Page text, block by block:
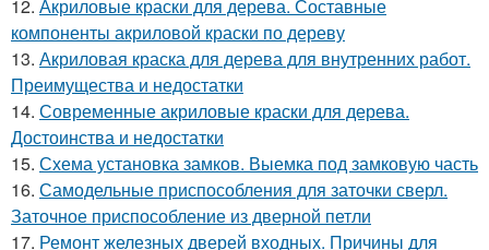
12. Акриловые краски для дерева. Составные
компоненты акриловой краски по дереву
13. Акриловая краска для дерева для внутренних работ.
Преимущества и недостатки
14. Современные акриловые краски для дерева.
Достоинства и недостатки
15. Схема установка замков. Выемка под замковую часть
16. Самодельные приспособления для заточки сверл.
Заточное приспособление из дверной петли
17. Ремонт железных дверей входных. Причины для